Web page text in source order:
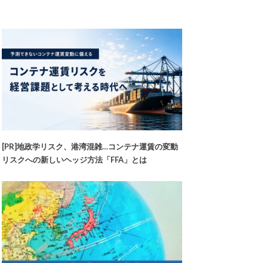
[PR]地政学リスク、港湾混雑…コンテナ運賃の変動
リスクへの新しいヘッジ方法「FFA」とは